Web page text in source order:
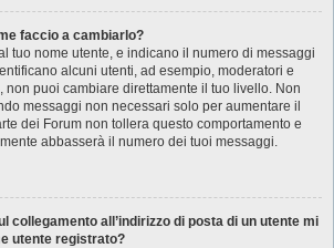
faccio a cambiarlo?
tuo nome utente, e indicano il numero di messaggi
alcuni utenti, ad esempio, moderatori e
non puoi cambiare direttamente il tuo livello. Non
messaggi non necessari solo per aumentare il
dei Forum non tollera questo comportamento e
abbasserà il numero dei tuoi messaggi.
collegamento all’indirizzo di posta di un utente mi
utente registrato?